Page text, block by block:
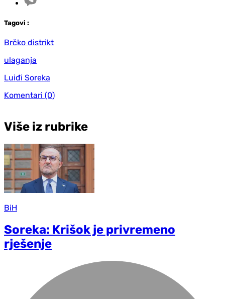
Tagovi :
Brčko distrikt
ulaganja
Luiđi Soreka
Komentari (0)
Više iz rubrike
BiH
Soreka: Krišok je privremeno
rješenje